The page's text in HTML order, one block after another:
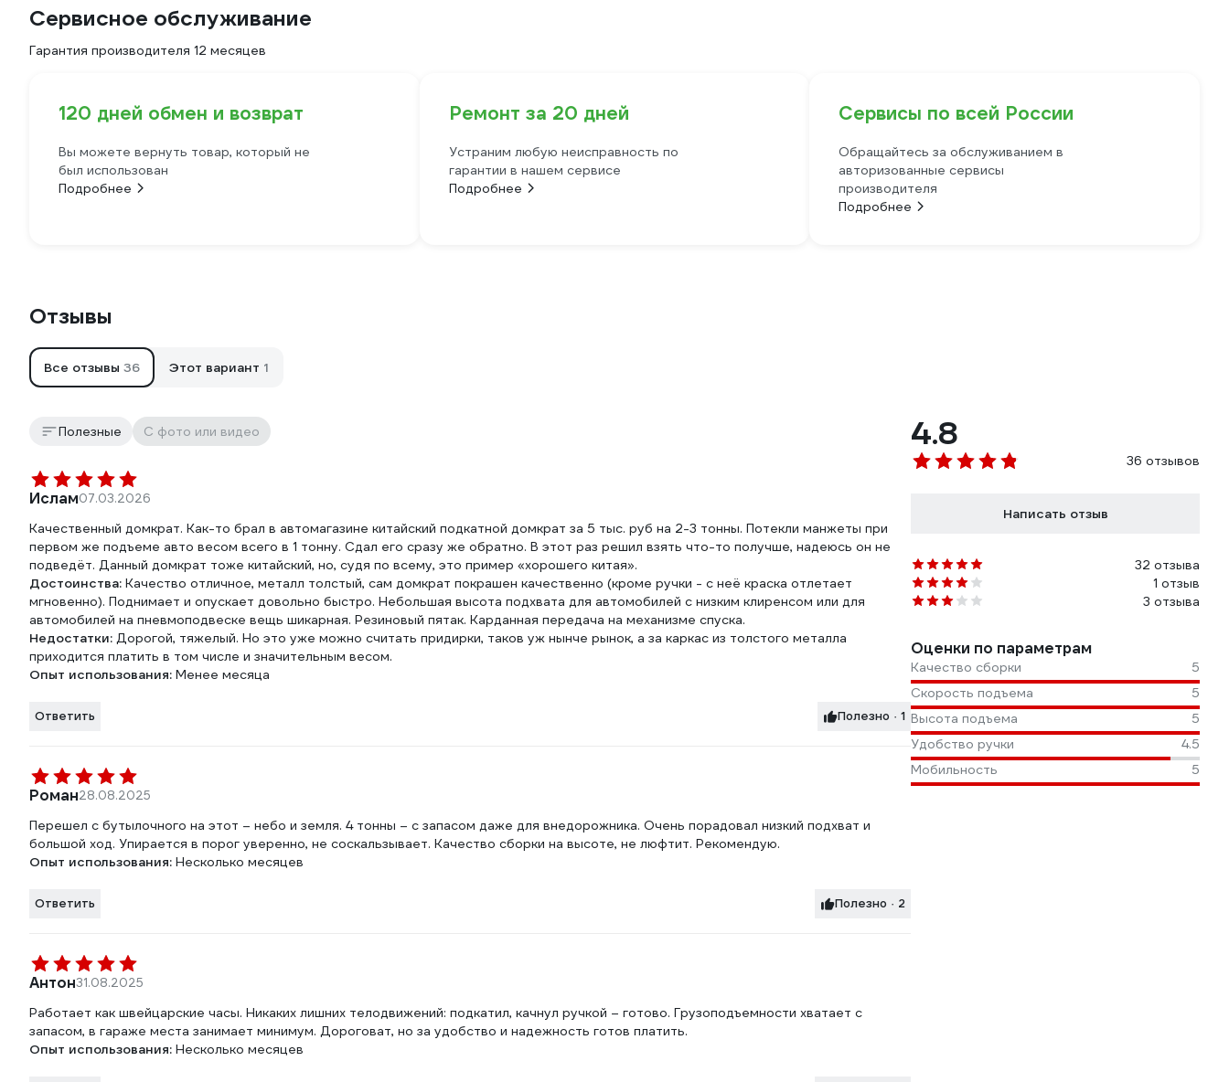
Сервисное обслуживание
Гарантия производителя 12 месяцев
120 дней обмен и возврат
Вы можете вернуть товар, который не
был использован
Подробнее
Ремонт за 20 дней
Устраним любую неисправность по
гарантии в нашем сервисе
Подробнее
Сервисы по всей России
Обращайтесь за обслуживанием в
авторизованные сервисы
производителя
Подробнее
Отзывы
Все отзывы 36 Этот вариант 1
4.8
36 отзывов
Написать отзыв
32 отзыва
1 отзыв
3 отзыва
Оценки по параметрам
Качество сборки
5
Скорость подъема
5
Высота подъема
5
Удобство ручки
4.5
Мобильность
5
Полезные С фото или видео
Ислам07.03.2026
Качественный домкрат. Как-то брал в автомагазине китайский подкатной домкрат за 5 тыс. руб на 2-3 тонны. Потекли манжеты при
первом же подъеме авто весом всего в 1 тонну. Сдал его сразу же обратно. В этот раз решил взять что-то получше, надеюсь он не
подведёт. Данный домкрат тоже китайский, но, судя по всему, это пример «хорошего китая».
Достоинства: Качество отличное, металл толстый, сам домкрат покрашен качественно (кроме ручки - с неё краска отлетает
мгновенно). Поднимает и опускает довольно быстро. Небольшая высота подхвата для автомобилей с низким клиренсом или для
автомобилей на пневмоподвеске вещь шикарная. Резиновый пятак. Карданная передача на механизме спуска.
Недостатки: Дорогой, тяжелый. Но это уже можно считать придирки, таков уж нынче рынок, а за каркас из толстого металла
приходится платить в том числе и значительным весом.
Опыт использования: Менее месяца
Ответить Полезно · 1
Роман28.08.2025
Перешел с бутылочного на этот – небо и земля. 4 тонны – с запасом даже для внедорожника. Очень порадовал низкий подхват и
большой ход. Упирается в порог уверенно, не соскальзывает. Качество сборки на высоте, не люфтит. Рекомендую.
Опыт использования: Несколько месяцев
Ответить Полезно · 2
Антон31.08.2025
Работает как швейцарские часы. Никаких лишних телодвижений: подкатил, качнул ручкой – готово. Грузоподъемности хватает с
запасом, в гараже места занимает минимум. Дороговат, но за удобство и надежность готов платить.
Опыт использования: Несколько месяцев